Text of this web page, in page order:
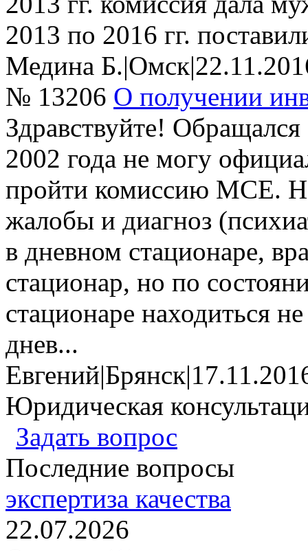
2013 по 2016 гг.
Медина Б.|Омск|
№ 13206 О получении
Здравствуйте!
2002 года не могу
пройти комиссию МСЕ.
жалобы и диагноз
в дневном стационаре,
стационар, но по
стационаре находиться
днев...
Евгений|Брянск|
Юридическая
Задать вопрос
Последние вопросы
экспертиза качества
22.07.2026